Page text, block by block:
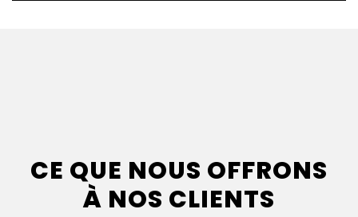
CE QUE NOUS OFFRONS
À NOS CLIENTS